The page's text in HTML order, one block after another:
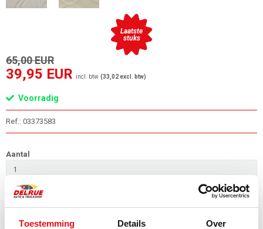
Toestemming Details Over
Laatste
stuks
65,00 EUR
39,95 EUR incl. btw (33,02 excl. btw)
Voorradig
Ref.: 03373583
Aantal
in winkelwagen